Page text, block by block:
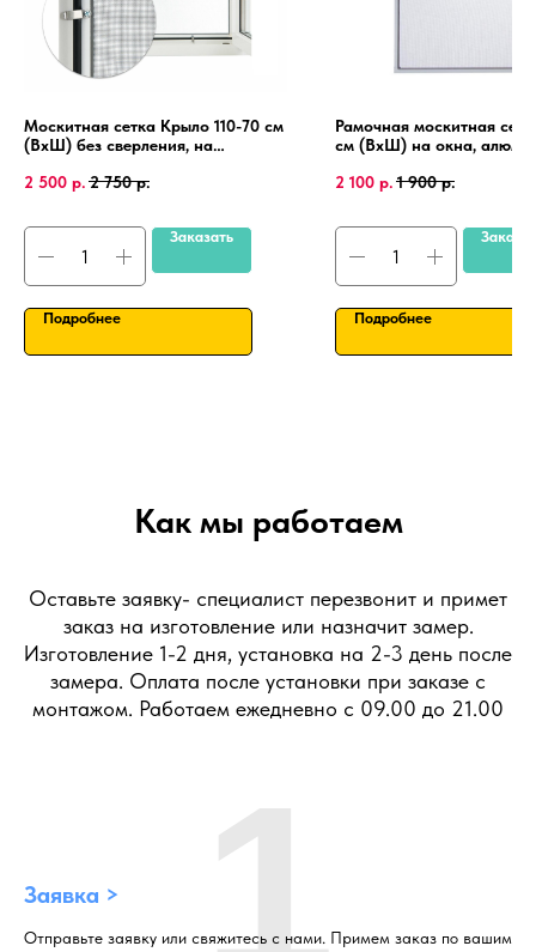
Москитная сетка Крыло 110-70 см
(ВхШ) без сверления, на
рамка.
2 500 р. 2 750 р.
Заказать
Подробнее
Рамочная москитная
см (ВхШ) на окна,
2 100 р. 1 900 р.
Подробнее
Как мы работаем
Оставьте заявку- специалист перезвонит и примет
заказ на изготовление или назначит замер.
Изготовление 1-2 дня, установка на 2-3 день после
замера. Оплата после установки при заказе с
монтажом. Работаем ежедневно с 09.00 до 21.00
Заявка >
Отправьте заявку или свяжитесь с нами. Примем заказ по вашим
1